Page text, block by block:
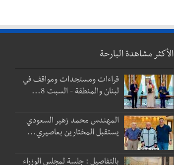
الأكثر مشاهدة البارحة
قراءات ومستجدات ومواقف في
لبنان والمنطقة - السبت 8...
المهندس محمد زهير السعودي
يستقبل المختارين بعاصيري...
بالتفاصيل : جلسة لمجلس الوزراء